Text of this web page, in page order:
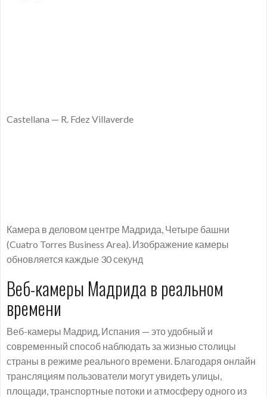
Castellana — R. Fdez Villaverde
Камера в деловом центре Мадрида, Четыре башни
(Cuatro Torres Business Area). Изображение камеры
обновляется каждые 30 секунд
Веб-камеры Мадрида в реальном
времени
Веб-камеры Мадрид, Испания — это удобный и
современный способ наблюдать за жизнью столицы
страны в режиме реального времени. Благодаря онлайн
трансляциям пользователи могут увидеть улицы,
площади, транспортные потоки и атмосферу одного из